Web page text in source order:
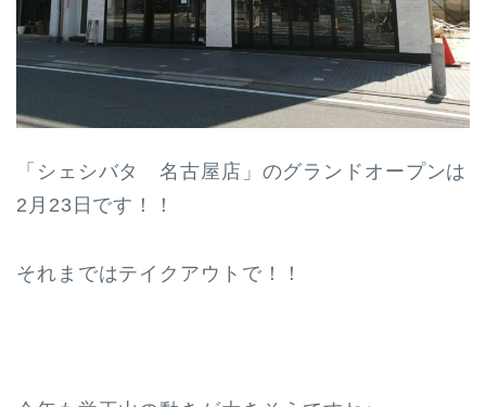
「シェシバタ 名古屋店」のグランドオープンは
2月23日です！！
それまではテイクアウトで！！